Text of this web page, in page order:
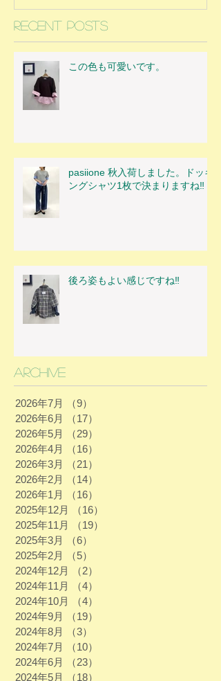
Recent Posts
この色も可愛いです。
pasiione 秋入荷しました。ドッキ
ングシャツ1枚で決まりますね‼
後ろ姿もよい感じですね‼
Archive
2026年7月 （9）
2026年6月
（17）
2026年5月
（29）
2026年4月
（16）
2026年3月
（21）
2026年2月
（14）
2026年1月
（16）
2025年12月
（16）
2025年11月
（19）
2025年3月
（6）
2025年2月
（5）
2024年12月
（2）
2024年11月
（4）
2024年10月
（4）
2024年9月
（19）
2024年8月
（3）
2024年7月
（10）
2024年6月
（23）
2024年5月
（18）